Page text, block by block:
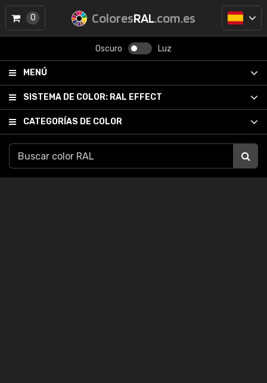
ColoresRAL.com.es
Oscuro Luz
MENÚ
SISTEMA DE COLOR: RAL EFFECT
CATEGORÍAS DE COLOR
0